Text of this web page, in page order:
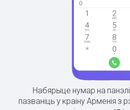
Набярыце нумар на
пазваніць у краіну Арменія з